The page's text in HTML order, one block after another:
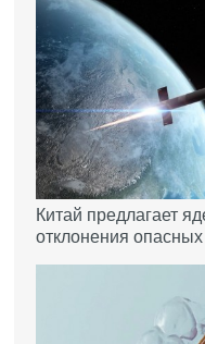
Китай предлагает
отклонения